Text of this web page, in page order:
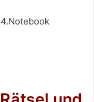
4.Notebook